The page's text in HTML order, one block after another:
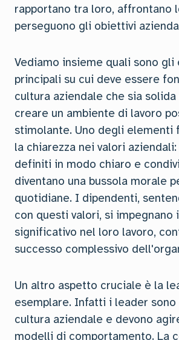
rapportano tra loro, affrontano
perseguono gli obiettivi
Vediamo insieme quali sono gli
principali su cui deve essere
cultura aziendale che sia
creare un ambiente di lavoro
stimolante. Uno degli elementi
la chiarezza nei valori
definiti in modo chiaro e
diventano una bussola morale
quotidiane. I dipendenti,
con questi valori, si impegnano
significativo nel loro lavoro,
successo complessivo
Un altro aspetto cruciale è la
esemplare. Infatti i leader
cultura aziendale e devono
modelli di comportamento. La